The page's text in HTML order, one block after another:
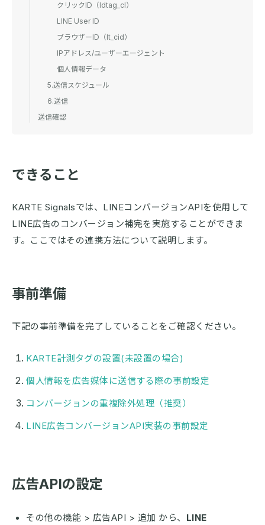
できること
KARTE Signalsでは、LINEコンバージョンAPIを使用して
LINE広告のコンバージョン補完を実施することができま
す。ここではその連携方法について説明します。
事前準備
下記の事前準備を完了していることをご確認ください。
KARTE計測タグの設置(未設置の場合)
個人情報を広告媒体に送信する際の事前設定
コンバージョンの重複除外処理（推奨）
LINE広告コンバージョンAPI実装の事前設定
広告APIの設定
その他の機能 > 広告API > 追加 から、 LINE
クリックID（ldtag_cl）
LINE User ID
ブラウザーID（lt_cid）
IPアドレス/ユーザーエージェント
個人情報データ
5.送信スケジュール
6.送信
送信確認